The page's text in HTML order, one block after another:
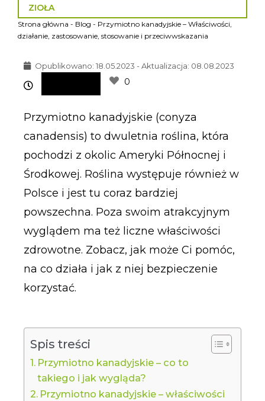
ZIOŁA
Strona główna - Blog - Przymiotno kanadyjskie – Właściwości,
działanie, zastosowanie, stosowanie i przeciwwskazania
Opublikowano: 18.05.2023 - Aktualizacja: 08.08.2023
0
Przymiotno kanadyjskie (conyza
canadensis) to dwuletnia roślina, która
pochodzi z okolic Ameryki Północnej i
Środkowej. Roślina występuje również w
Polsce i jest tu coraz bardziej
powszechna. Poza swoim atrakcyjnym
wyglądem ma też liczne właściwości
zdrowotne. Zobacz, jak może Ci pomóc,
na co działa i jak z niej bezpieczenie
korzystać.
Spis treści
Przymiotno kanadyjskie – co to
takiego i jak wygląda?
Przymiotno kanadyjskie – właściwości